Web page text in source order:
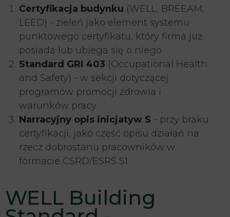
Certyfikacja budynku (WELL, BREEAM,
LEED) - zieleń jako element systemu
punktowego certyfikatu, który firma już
posiada lub ubiega się o niego
Standard GRI 403 (Occupational Health
and Safety) - w sekcji dotyczącej
programów promocji zdrowia i
warunków pracy
Narracyjny opis inicjatyw S - przy braku
certyfikacji, jako część opisu działań na
rzecz dobrostanu pracowników w
formacie CSRD/ESRS S1
WELL Building